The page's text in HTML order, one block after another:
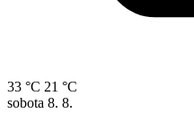
33 °C 21 °C
sobota 8. 8.